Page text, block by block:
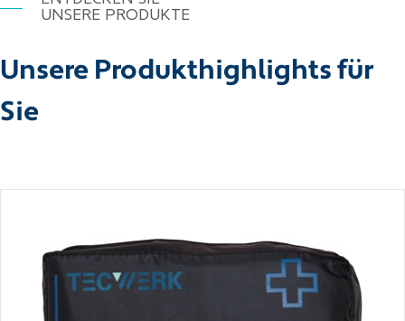
UNSERE PRODUKTE
Unsere Produkthighlights für
Sie